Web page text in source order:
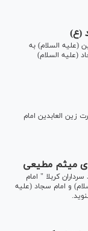
(ع)
(علیه السلام) به
(علیه السلام)
زین العابدین امام
میثم مطیعی
کربلا " امام
و امام سجاد (علیه